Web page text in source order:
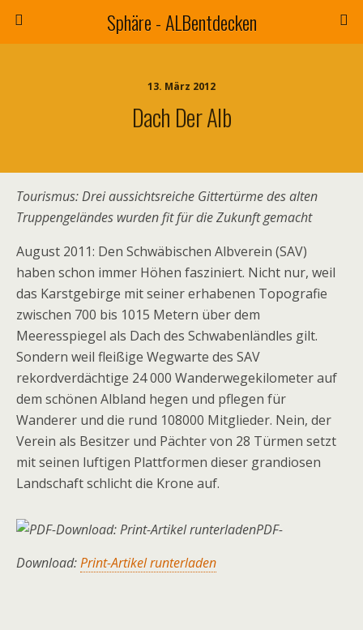
Sphäre - ALBentdecken
13. März 2012
Dach Der Alb
Tourismus: Drei aussichtsreiche Gittertürme des alten
Truppen­geländes wurden fit für die Zukunft gemacht
August 2011: Den Schwäbischen Albverein (SAV)
haben schon immer Höhen fasziniert. Nicht nur, weil
das Karstgebirge mit seiner erhabenen Topografie
zwischen 700 bis 1015 Metern über dem
Meeresspiegel als Dach des Schwabenländles gilt.
Sondern weil fleißige Wegwarte des SAV
rekordverdächtige 24 000 Wanderwegekilometer auf
dem schönen Albland hegen und pflegen für
Wanderer und die rund 108000 Mitglieder. Nein, der
Verein als Besitzer und Pächter von 28 Türmen setzt
mit seinen luftigen Plattformen dieser grandiosen
Landschaft schlicht die Krone auf.
PDF-
Download:Print-Artikel runterladen